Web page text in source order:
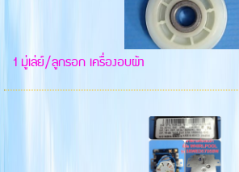
1 มู่เล่ย์/ลูกรอก เครื่องอบผ้า